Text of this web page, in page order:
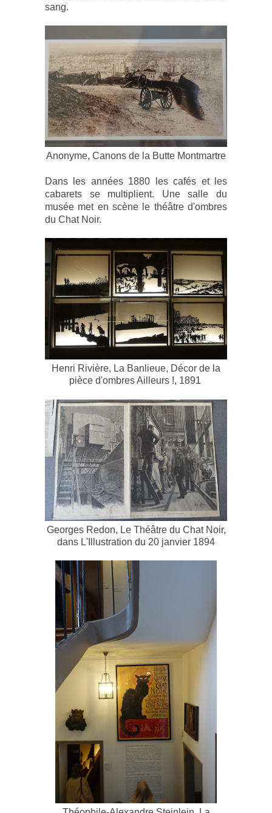
sang.
Anonyme, Canons de la Butte Montmartre
Dans les années 1880 les cafés et les
cabarets se multiplient. Une salle du
musée met en scène le théâtre d'ombres
du Chat Noir.
Henri Rivière, La Banlieue, Décor de la
pièce d'ombres Ailleurs !, 1891
Georges Redon, Le Théâtre du Chat Noir,
dans L'Illustration du 20 janvier 1894